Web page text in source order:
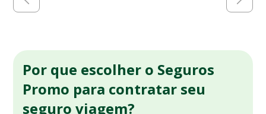
Por que escolher o Seguros
Promo para contratar seu
seguro viagem?